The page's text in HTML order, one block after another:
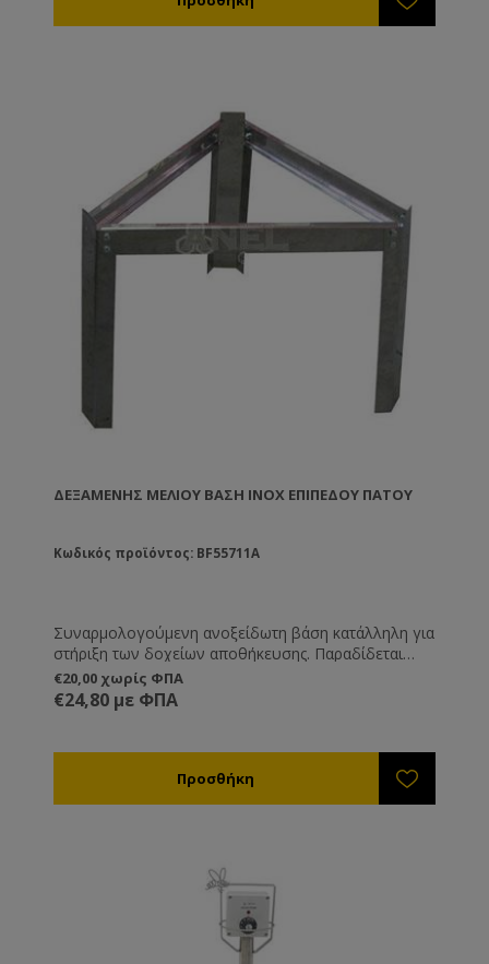
ΔΕΞΑΜΕΝΉΣ ΜΕΛΙΟΎ ΒΆΣΗ ΙΝΟΧ ΕΠΊΠΕΔΟΥ ΠΆΤΟΥ
Κωδικός προϊόντος: BF55711A
Συναρμολογούμενη ανοξείδωτη βάση κατάλληλη για
στήριξη των δοχείων αποθήκευσης. Παραδίδεται
ασυναρμολόγητη. Αν την επιθυμείτε
συναρμολογημένη ενημερώστε μας.
€20,00 χωρίς ΦΠΑ
€24,80 με ΦΠΑ